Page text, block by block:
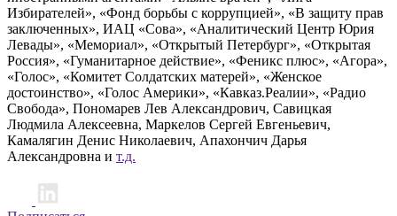
Избирателей», «Фонд борьбы с коррупцией», «В защиту прав
заключенных», ИАЦ «Сова», «Аналитический Центр Юрия
Левады», «Мемориал», «Открытый Петербург», «Открытая
Россия», «Гуманитарное действие», «Феникс плюс», «Агора»,
«Голос», «Комитет Солдатских матерей», «Женское
достоинство», «Голос Америки», «Кавказ.Реалии», «Радио
Свобода», Пономарев Лев Александрович, Савицкая
Людмила Алексеевна, Маркелов Сергей Евгеньевич,
Камалягин Денис Николаевич, Апахончич Дарья
Александровна и т.д.